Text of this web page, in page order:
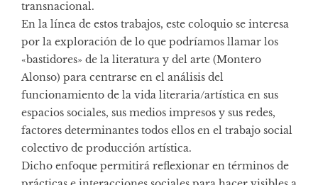
transnacional.
En la línea de estos trabajos, este coloquio se interesa
por la exploración de lo que podríamos llamar los
«bastidores» de la literatura y del arte (Montero
Alonso) para centrarse en el análisis del
funcionamiento de la vida literaria/artística en sus
espacios sociales, sus medios impresos y sus redes,
factores determinantes todos ellos en el trabajo social
colectivo de producción artística.
Dicho enfoque permitirá reflexionar en términos de